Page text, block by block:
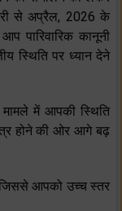
से अप्रैल, 2026 के
पारिवारिक कानूनी
स्थिति पर ध्‍यान देने
में आपकी स्थिति
होने की ओर आगे बढ़
आपको उच्‍च स्‍तर